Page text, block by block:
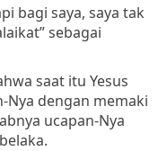
bagi saya, saya tak
sebagai
saat itu Yesus
Nya dengan memaki
ucapan-Nya